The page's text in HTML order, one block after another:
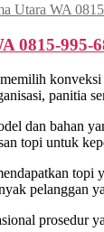
Utara WA
0815-995-
panitia
dan bahan
topi untuk
topi
pelanggan
prosedur